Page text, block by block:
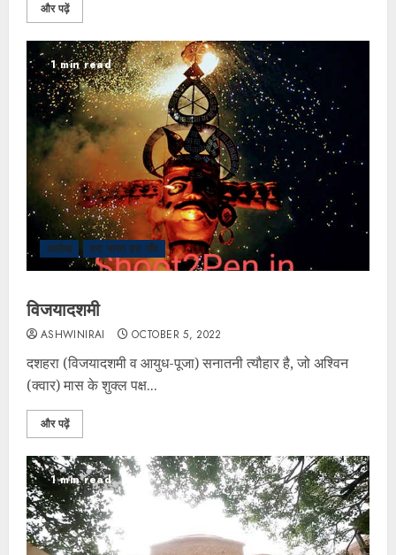
और पढ़ें
1 min read
आलेख हरा भारत हरा गाँव
विजयादशमी
ASHWINIRAI OCTOBER 5, 2022
दशहरा (विजयादशमी व आयुध-पूजा) सनातनी त्यौहार है, जो अश्विन
(क्वार) मास के शुक्ल पक्ष...
और पढ़ें
1 min read